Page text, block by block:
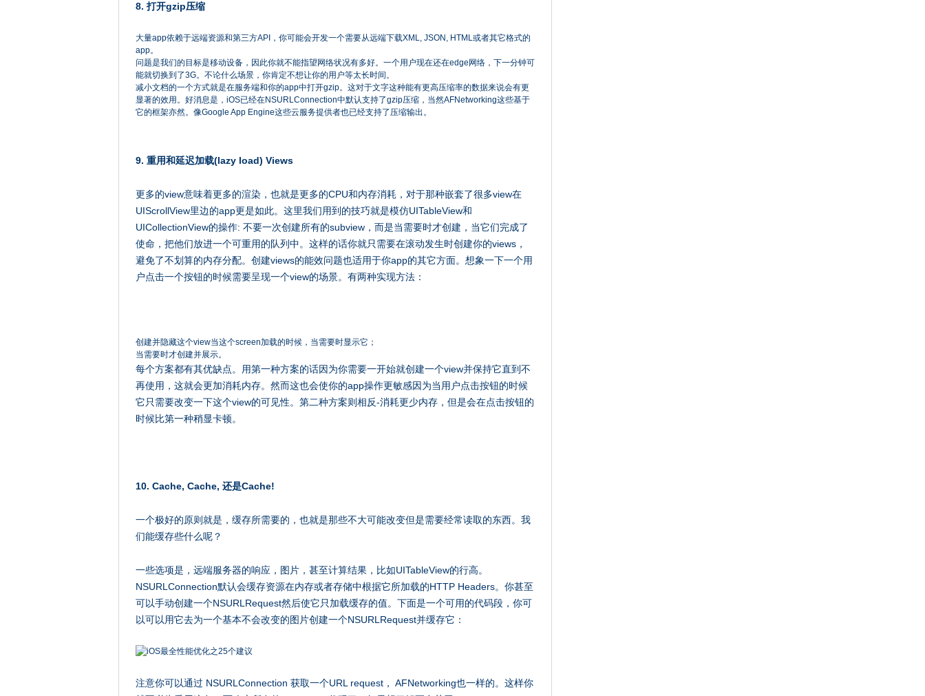
8. 打开gzip压缩
大量app依赖于远端资源和第三方API，你可能会开发一个需要从远端下载XML, JSON, HTML或者其它格式的
app。
问题是我们的目标是移动设备，因此你就不能指望网络状况有多好。一个用户现在还在edge网络，下一分钟可
能就切换到了3G。不论什么场景，你肯定不想让你的用户等太长时间。
减小文档的一个方式就是在服务端和你的app中打开gzip。这对于文字这种能有更高压缩率的数据来说会有更
显著的效用。好消息是，iOS已经在NSURLConnection中默认支持了gzip压缩，当然AFNetworking这些基于
它的框架亦然。像Google App Engine这些云服务提供者也已经支持了压缩输出。
9. 重用和延迟加载(lazy load) Views
更多的view意味着更多的渲染，也就是更多的CPU和内存消耗，对于那种嵌套了很多view在
UIScrollView里边的app更是如此。这里我们用到的技巧就是模仿UITableView和
UICollectionView的操作: 不要一次创建所有的subview，而是当需要时才创建，当它们完成了
使命，把他们放进一个可重用的队列中。这样的话你就只需要在滚动发生时创建你的views，
避免了不划算的内存分配。创建views的能效问题也适用于你app的其它方面。想象一下一个用
户点击一个按钮的时候需要呈现一个view的场景。有两种实现方法：
创建并隐藏这个view当这个screen加载的时候，当需要时显示它；
当需要时才创建并展示。
每个方案都有其优缺点。用第一种方案的话因为你需要一开始就创建一个view并保持它直到不
再使用，这就会更加消耗内存。然而这也会使你的app操作更敏感因为当用户点击按钮的时候
它只需要改变一下这个view的可见性。第二种方案则相反-消耗更少内存，但是会在点击按钮的
时候比第一种稍显卡顿。
10. Cache, Cache, 还是Cache!
一个极好的原则就是，缓存所需要的，也就是那些不大可能改变但是需要经常读取的东西。我
们能缓存些什么呢？
一些选项是，远端服务器的响应，图片，甚至计算结果，比如UITableView的行高。
NSURLConnection默认会缓存资源在内存或者存储中根据它所加载的HTTP Headers。你甚至
可以手动创建一个NSURLRequest然后使它只加载缓存的值。下面是一个可用的代码段，你可
以可以用它去为一个基本不会改变的图片创建一个NSURLRequest并缓存它：
注意你可以通过 NSURLConnection 获取一个URL request， AFNetworking也一样的。这样你